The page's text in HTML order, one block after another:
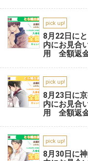
pick up!
8月22日に
内にお見合
用 全額返金
pick up!
8月23日に
内にお見合
用 全額返
pick up!
8月30日に